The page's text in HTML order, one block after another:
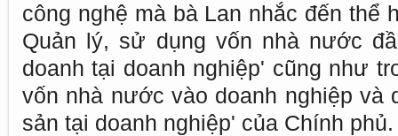
công nghệ mà bà Lan nhắc đến thể
Quản lý, sử dụng vốn nhà nước
doanh tại doanh nghiệp' cũng như
vốn nhà nước vào doanh nghiệp và
sản tại doanh nghiệp' của Chính phủ.